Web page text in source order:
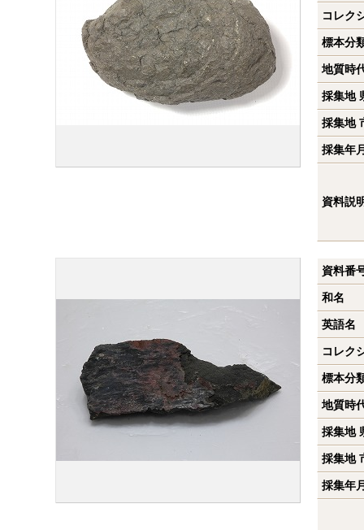
コレク
標本分
地質時
採集地
採集地
採集年
資料説
資料番
和名
英語名
コレク
標本分
地質時
採集地
採集地
採集年